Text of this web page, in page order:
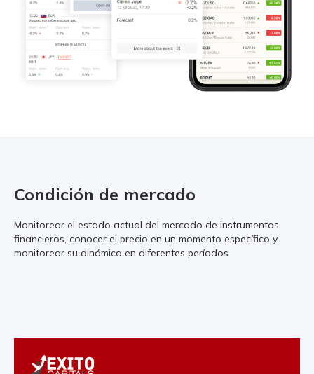
Condición de mercado
Monitorear el estado actual del mercado de instrumentos
financieros, conocer el precio en un momento específico y
monitorear su dinámica en diferentes períodos.